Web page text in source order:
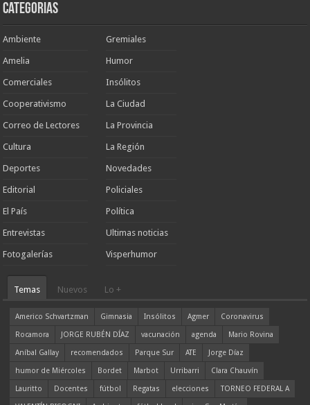
Categorias
Ambiente
Amelia
Comerciales
Cooperativismo
Correo de Lectores
Cultura
Deportes
Editorial
El País
Entrevistas
Fotogalerías
Gremiales
Humor
Insólitos
La Ciudad
La Provincia
La Región
Novedades
Policiales
Política
Ultimas noticias
Visperhumor
Temas Nuevos Lo +
Americo Schvartzman Gimnasia Insólitos Agmer
Coronavirus
Rocamora
JORGE RUBÉN DÍAZ vacunación agenda
Mario Rovina
Aníbal Gallay
recomendados Parque Sur ATE
Jorge Díaz
humor de Miércoles
Bordet Marbot Urribarri
Clara Chauvín
Lauritto
Docentes fútbol Regatas elecciones
TORNEO FEDERAL A